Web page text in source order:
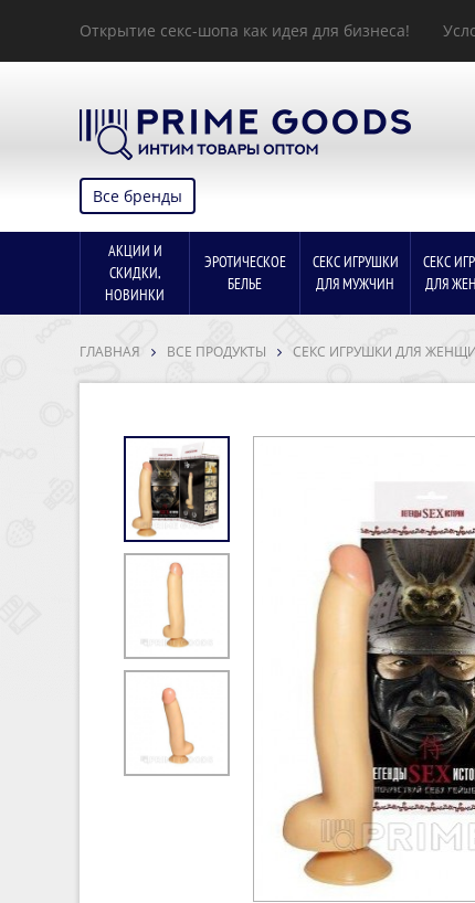
Открытие секс-шопа как идея для бизнеса!
Все бренды
АКЦИИ И
СКИДКИ,
НОВИНКИ
ЭРОТИЧЕСКОЕ
БЕЛЬЕ
СЕКС ИГРУШКИ
ДЛЯ МУЖЧИН
СЕКС
ДЛЯ
ГЛАВНАЯ ВСЕ ПРОДУКТЫ СЕКС ИГРУШКИ ДЛЯ